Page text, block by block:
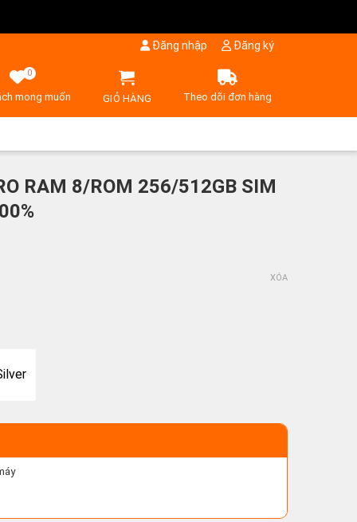
Đăng nhập Đăng ký
0
mong muốn GIỎ HÀNG Theo dõi đơn hàng
RAM 8/ROM 256/512GB SIM
XÓA